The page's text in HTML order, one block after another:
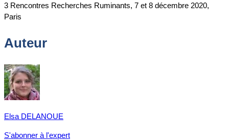
3 Rencontres Recherches Ruminants, 7 et 8 décembre 2020,
Paris
Auteur
Elsa DELANOUE
S'abonner à l'expert